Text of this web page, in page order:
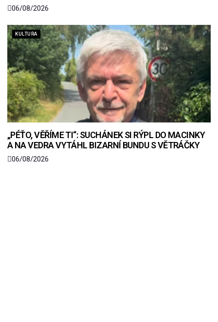
06/08/2026
KULTURA
„PÉŤO, VĚŘÍME TI“: SUCHÁNEK SI RÝPL DO MACINKY
A NA VEDRA VYTÁHL BIZARNÍ BUNDU S VĚTRÁČKY
06/08/2026